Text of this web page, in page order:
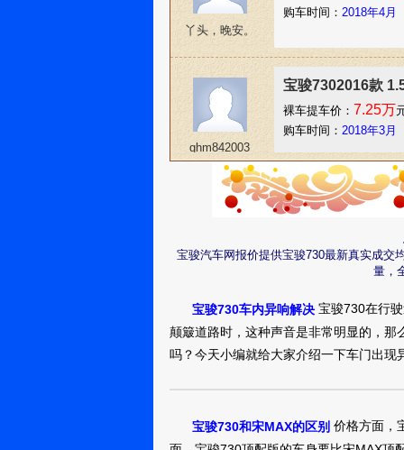
丫头，晚安。
购车时间： 2018年4月
ghm842003
宝骏7302016款
裸车提车价： 7.25万
购车时间： 2018年3月
宝骏7302017款
购车时间：2018年3月
裸车提车价： 6.08万
宝骏7302017款
宝骏汽车网报价提供宝骏730最新真实成交
量，
宝骏730车内异响解决 宝骏730在行
颠簸道路时，这种声音是非常明显的，
吗？今天小编就给大家介绍一下车门出
宝骏730和宋MAX的区别 价格方面，